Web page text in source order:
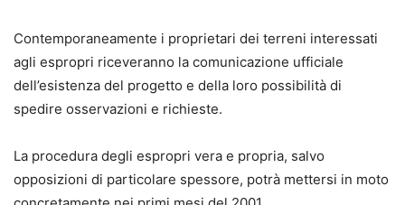
Contemporaneamente i proprietari dei terreni interessati
agli espropri riceveranno la comunicazione ufficiale
dell’esistenza del progetto e della loro possibilità di
spedire osservazioni e richieste.
La procedura degli espropri vera e propria, salvo
opposizioni di particolare spessore, potrà mettersi in moto